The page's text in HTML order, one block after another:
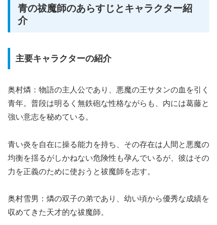
青の祓魔師のあらすじとキャラクター紹
介
主要キャラクターの紹介
奥村燐：物語の主人公であり、悪魔の王サタンの血を引く
青年。普段は明るく無鉄砲な性格ながらも、内には葛藤と
強い意志を秘めている。
青い炎を自在に操る能力を持ち、その存在は人間と悪魔の
均衡を揺るがしかねない危険性も孕んでいるが、彼はその
力を正義のために使おうと祓魔師を志す。
奥村雪男：燐の双子の弟であり、幼い頃から優秀な成績を
収めてきた天才的な祓魔師。